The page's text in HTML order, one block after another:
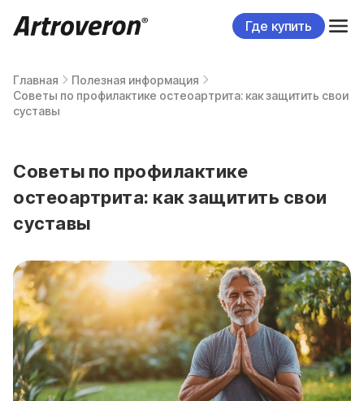
Где купить
Главная
Полезная информация
Советы по профилактике остеоартрита: как защитить свои
суставы
Советы по профилактике
остеоартрита: как защитить свои
суставы